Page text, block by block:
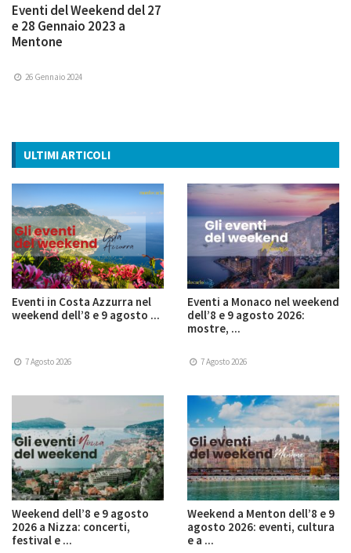
Eventi del Weekend del 27
e 28 Gennaio 2023 a
Mentone
26 Gennaio 2024
ULTIMI ARTICOLI
Eventi in Costa Azzurra nel
weekend dell’8 e 9 agosto ...
7 Agosto 2026
Eventi a Monaco nel weekend
dell’8 e 9 agosto 2026:
mostre, ...
7 Agosto 2026
Weekend dell’8 e 9 agosto
2026 a Nizza: concerti,
festival e ...
Weekend a Menton dell’8 e 9
agosto 2026: eventi, cultura
e a ...